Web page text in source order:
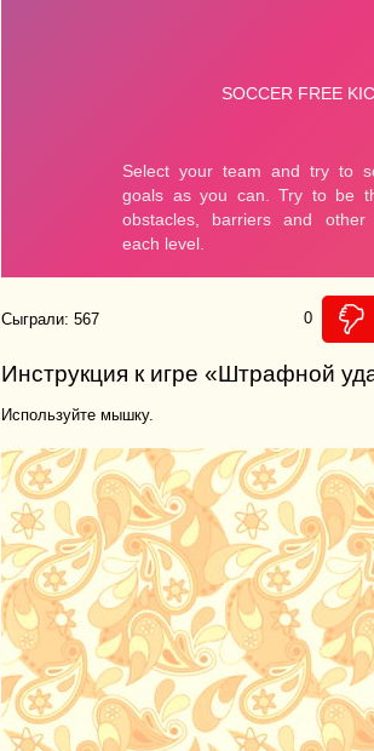
Сыграли: 567 0
Инструкция к игре «Штрафной
Используйте мышку.